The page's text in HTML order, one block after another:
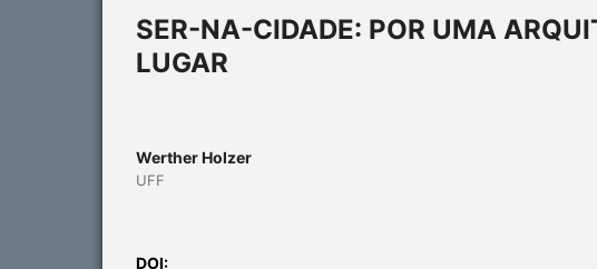
SER-NA-CIDADE: POR UMA
LUGAR
Werther Holzer
UFF
DOI: